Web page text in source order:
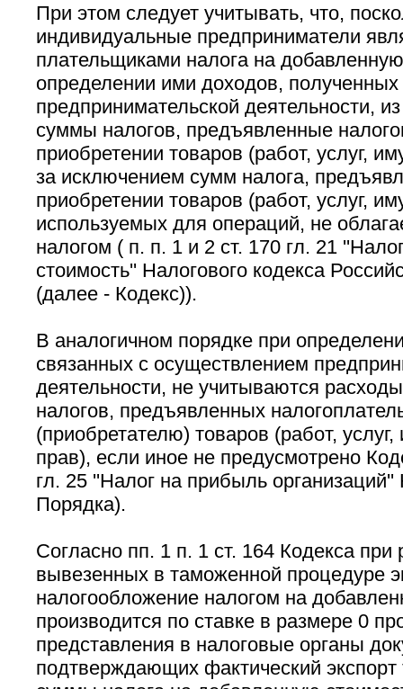
При этом следует учитывать, что,
индивидуальные предприниматели
плательщиками налога на
определении ими доходов,
предпринимательской деятельности,
суммы налогов, предъявленные
приобретении товаров (работ, услуг,
за исключением сумм налога,
приобретении товаров (работ, услуг,
используемых для операций, не
налогом ( п. п. 1 и 2 ст. 170 гл. 21
стоимость'' Налогового кодекса
(далее - Кодекс)).
В аналогичном порядке при
связанных с осуществлением
деятельности, не учитываются
налогов, предъявленных
(приобретателю) товаров (работ,
прав), если иное не предусмотрено
гл. 25 ''Налог на прибыль организаций''
Порядка).
Согласно пп. 1 п. 1 ст. 164 Кодекса при
вывезенных в таможенной процедуре
налогообложение налогом на
производится по ставке в размере 0
представления в налоговые органы
подтверждающих фактический